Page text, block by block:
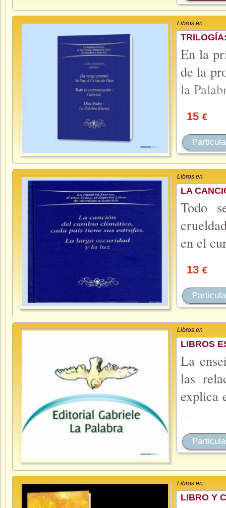
Libros en
En la
de la
la
15 €
Libros en
LA
Todo
en el
13 €
Libros en
LIBROS
La
las
explica
Libros en
LIBRO Y